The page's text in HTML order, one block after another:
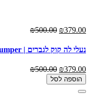
₪379.00
₪500.00
נעלי לה קוק לגברים | Le Coq Jumper
₪379.00
₪500.00
הוספה לסל